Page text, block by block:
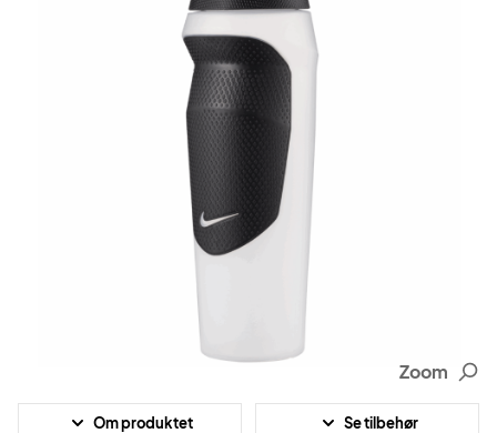
Zoom
Om produktet Se tilbehør